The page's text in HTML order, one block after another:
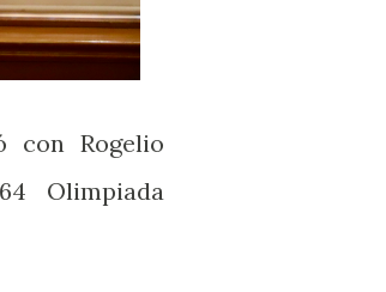
con Rogelio
Olimpiada